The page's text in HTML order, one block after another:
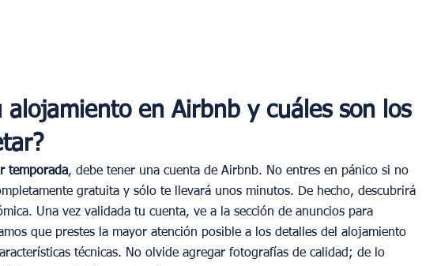
alojamiento en Airbnb y cuáles son los
temporada, debe tener una cuenta de Airbnb. No entres en pánico si no
gratuita y sólo te llevará unos minutos. De hecho, descubrirá
Una vez validada tu cuenta, ve a la sección de anuncios para
que prestes la mayor atención posible a los detalles del alojamiento
técnicas. No olvide agregar fotografías de calidad; de lo